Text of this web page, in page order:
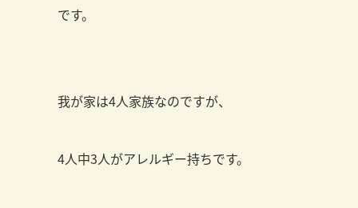
です。
我が家は4人家族なのですが、
4人中3人がアレルギー持ちです。